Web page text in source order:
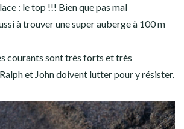
: le top !!! Bien que pas mal
à trouver une super auberge à 100 m
courants sont très forts et très
et John doivent lutter pour y résister.